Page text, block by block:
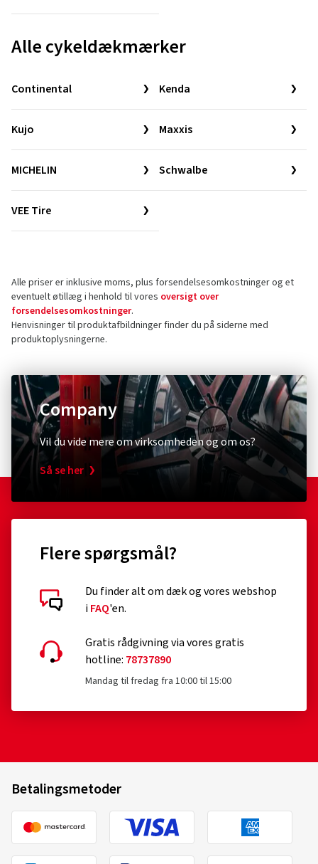
Alle cykeldækmærker
Continental Kenda
Kujo Maxxis
MICHELIN Schwalbe
VEE Tire
Alle priser er inklusive moms, plus forsendelsesomkostninger og et
eventuelt øtillæg i henhold til vores oversigt over
forsendelsesomkostninger.
Henvisninger til produktafbildninger finder du på siderne med
produktoplysningerne.
Company
Vil du vide mere om virksomheden og om os?
Så se her
Flere spørgsmål?
Du finder alt om dæk og vores webshop
iFAQ'en.
Gratis rådgivning via vores gratis
hotline: 78737890
Mandag til fredag fra 10:00 til 15:00
Betalingsmetoder